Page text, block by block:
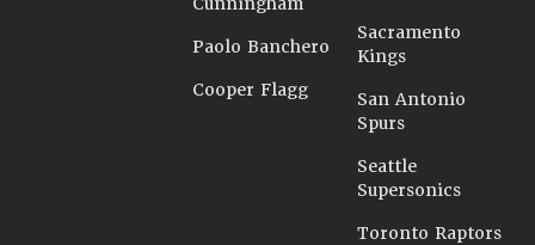
Paolo Banchero
Cooper Flagg
Sacramento
Kings
San Antonio
Spurs
Seattle
Supersonics
Toronto Raptors